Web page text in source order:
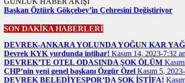
Başkan Öztürk Gökçebey’in Çehresini Değiştiriyor
SON DAKİKA HABERLERİ
DEVREK-ANKARA YOLUNDA YOĞUN KAR
Devrek KYK yurdunda intihar! Kasım 14, 2023-7:32
DEVREK’TE OTEL ODASINDA ŞOK ÖLÜM
CHP’nin yeni genel başkanı Özgür Özel Kasım 5,
DEVREK BELEDİYESPOR’DA ŞOK İSTİFA!